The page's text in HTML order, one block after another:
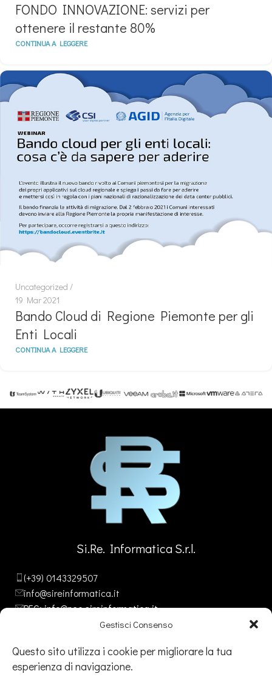
Gestisci Consenso
Questo sito utilizza i cookie per migliorare la tua
esperienza di navigazione.
FONDO INNOVAZIONE: servizi per
ottenere il restante 80%
CONTINUA A LEGGERE
Uncategorized
19 Mar 2021
Bando Cloud di Regione Piemonte per gli
Enti Locali
CONTINUA A LEGGERE
Si.Re. Informatica S.r.l.
(+39) 0143329507
info@sireinformatica.it
PEC: info@pec.sireinformatica.it
SEDE